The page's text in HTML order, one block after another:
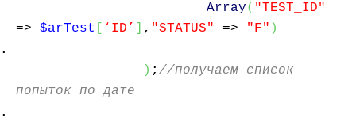
Array( "TEST_ID"
=> $arTest ‘ID’ , "STATUS" => "F" )
) ; //получаем список
попыток по дате